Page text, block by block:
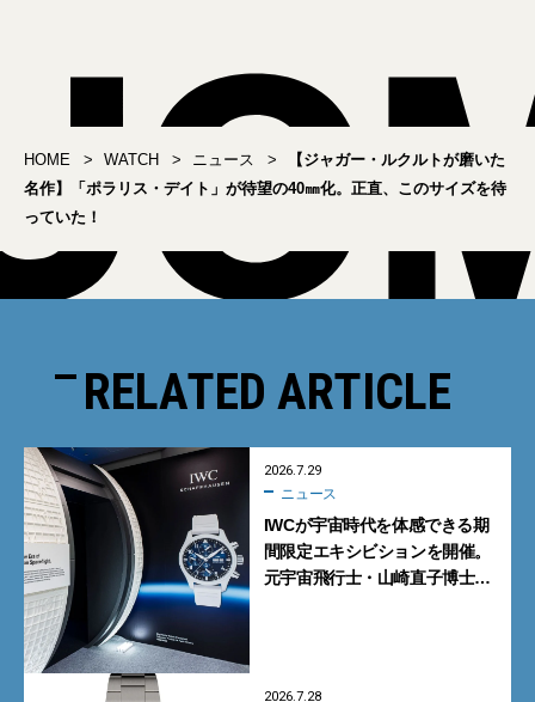
HOME WATCH ニュース
【ジャガー・ルクルトが磨いた
名作】「ポラリス・デイト」が待望の40㎜化。正直、このサイズを待
っていた！
RELATED ARTICLE
2026.7.29
ニュース
IWCが宇宙時代を体感できる期
間限定エキシビションを開催。
元宇宙飛行士・山崎直子博士に
2026.7.28